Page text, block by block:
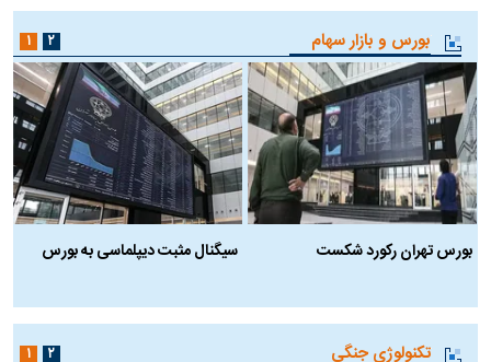
بورس و بازار سهام
بورس تهران رکورد شکست
سیگنال مثبت دیپلماسی به بورس
۱ ۲
تکنولوژی جنگی ۱ ۲